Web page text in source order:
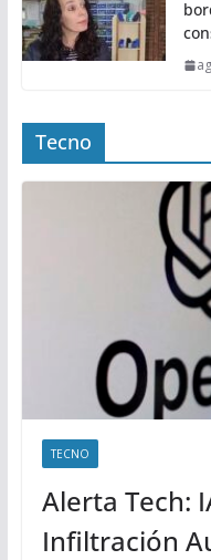
Tecno
TECNO
Alerta Tech:
Infiltración